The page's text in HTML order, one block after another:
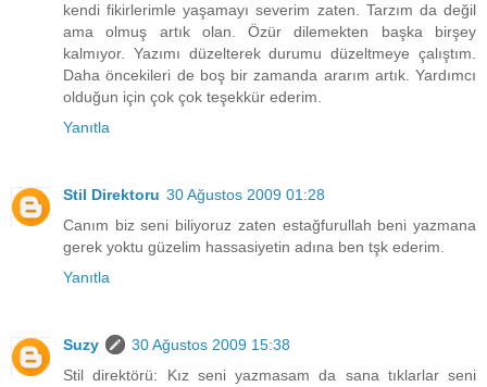
kendi fikirlerimle yaşamayı severim zaten. Tarzım da değil
ama olmuş artık olan. Özür dilemekten başka birşey
kalmıyor. Yazımı düzelterek durumu düzeltmeye çalıştım.
Daha öncekileri de boş bir zamanda ararım artık. Yardımcı
olduğun için çok çok teşekkür ederim.
Yanıtla
Stil Direktoru 30 Ağustos 2009 01:28
Canım biz seni biliyoruz zaten estağfurullah beni yazmana
gerek yoktu güzelim hassasiyetin adına ben tşk ederim.
Yanıtla
Suzy
30 Ağustos 2009 15:38
Stil direktörü: Kız seni yazmasam da sana tıklarlar seni